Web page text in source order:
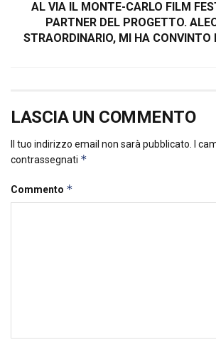
AL VIA IL MONTE-CARLO FILM
PARTNER DEL PROGETTO.
STRAORDINARIO, MI HA CONVINTO
LASCIA UN COMMENTO
Il tuo indirizzo email non sarà pubblicato.
I
contrassegnati *
Commento *